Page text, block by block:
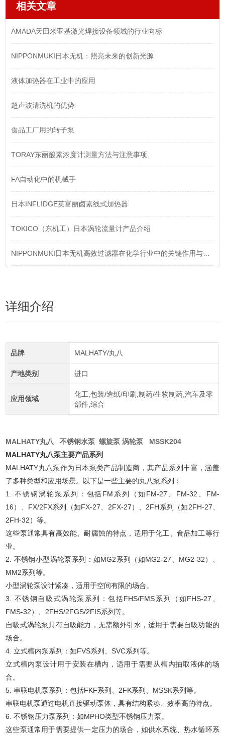
相关文章
AMADA天田米亚基激光焊接设备领域的行业向标
NIPPONMUKI日本无机：照亮未来的创新光源
液体加热器在工业中的应用
超声波清洗机的优势
食品工厂用的转子泵
TORAY东丽酸素浓度计测量方法与注意事项
FA自动化中的机械手
日本INFLIDGE英富丽卤素线式加热器
TOKICO（东机工）日本涡轮流量计产品介绍
NIPPONMUKI日本无机高效过滤器在化学行业中的关键作用与选型指南
详细介绍
品牌 MALHATY/丸八
产地类别 进口
应用领域
化工,包装/造纸/印刷,制药/生物制药,汽车及零
部件,综合
MALHATY丸八 不锈钢水泵 螺旋泵 涡轮泵 MSSK204
MALHATY丸八泵主要产品系列
MALHATY丸八泵作为日本泵类产品制造商，其产品系列丰富，涵盖
了多种类型和应用场景。以下是一些主要的丸八泵系列：
1. 不锈钢涡轮泵系列：包括FM系列（如FM-27、FM-32、FM-
16）、FX/2FX系列（如FX-27、2FX-27）、2FH系列（如2FH-27、
2FH-32）等。
这些泵通常具有高效能、耐腐蚀的特点，适用于化工、食品加工等行
业。
2. 不锈钢小型涡轮泵系列：如MG2系列（如MG2-27、MG2-32）、
MM2系列等。
小型涡轮泵设计紧凑，适用于空间有限的场合。
3. 不锈钢自吸式涡轮泵系列：包括FHS/FMS系列（如FHS-27、
FMS-32）、2FHS/2FGS/2FIS系列等。
自吸式涡轮泵具有自吸能力，无需额外引水，适用于需要自吸功能的
场合。
4. 立式槽内泵系列：如FVS系列、SVC系列等。
立式槽内泵设计用于安装在槽内，适用于需要从槽内抽取液体的场
合。
5. 串联电机泵系列：包括FKF系列、2FK系列、MSSK系列等。
串联电机泵通过电机直接驱动泵体，具有结构紧凑、效率高的特点。
6. 不锈钢压力泵系列：如MPHO类型不锈钢压力泵。
这些泵通常用于需要提供一定压力的场合，如供水系统、热水循环系